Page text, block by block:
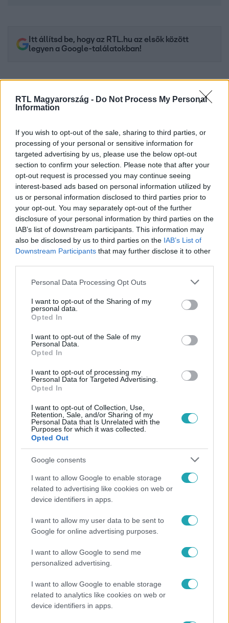
RTL Magyarország - Do Not Process My Personal
Information
If you wish to opt-out of the sale, sharing to third parties, or
processing of your personal or sensitive information for
targeted advertising by us, please use the below opt-out
section to confirm your selection. Please note that after your
opt-out request is processed you may continue seeing
interest-based ads based on personal information utilized by
us or personal information disclosed to third parties prior to
your opt-out. You may separately opt-out of the further
disclosure of your personal information by third parties on the
IAB’s list of downstream participants. This information may
also be disclosed by us to third parties on the IAB’s List of
Downstream Participants that may further disclose it to other
Please note that this website/app uses one or more Google
not limited to your visit or usage behaviour. You may click to
grant or deny consent to Google and its third-party tags to
use your data for below specified purposes in below Google
consent section.
Personal Data Processing Opt Outs
I want to opt-out of the Sharing of my
personal data.
Opted In
I want to opt-out of the Sale of my
Personal Data.
Opted In
I want to opt-out of processing my
Personal Data for Targeted Advertising.
Opted In
I want to opt-out of Collection, Use,
Retention, Sale, and/or Sharing of my
Personal Data that Is Unrelated with the
Purposes for which it was collected.
Opted Out
Google consents
I want to allow Google to enable storage
related to advertising like cookies on web or
device identifiers in apps.
I want to allow my user data to be sent to
Google for online advertising purposes.
I want to allow Google to send me
personalized advertising.
I want to allow Google to enable storage
related to analytics like cookies on web or
device identifiers in apps.
Itt állítsd be, hogy az RTL.hu az elsők között
legyen a Google-találatokban!
Kövess minket, és értesülj a friss hírekről a
Facebookon is!
Követem
#11. ÉVAD
VESZEKEDÉS
Népszerű
Már nagymama, de a fiai is kész férfiak: friss fotón